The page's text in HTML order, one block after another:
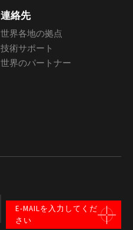
連絡先
世界各地の拠点
技術サポート
世界のパートナー
E-MAILを入力してくだ
さい